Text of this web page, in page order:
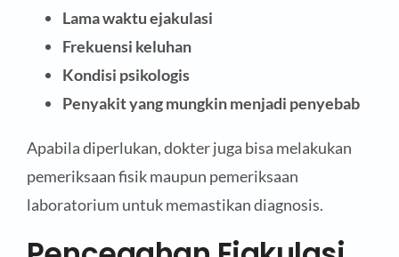
Lama waktu ejakulasi
Frekuensi keluhan
Kondisi psikologis
Penyakit yang mungkin menjadi penyebab
Apabila diperlukan, dokter juga bisa melakukan
pemeriksaan fisik maupun pemeriksaan
laboratorium untuk memastikan diagnosis.